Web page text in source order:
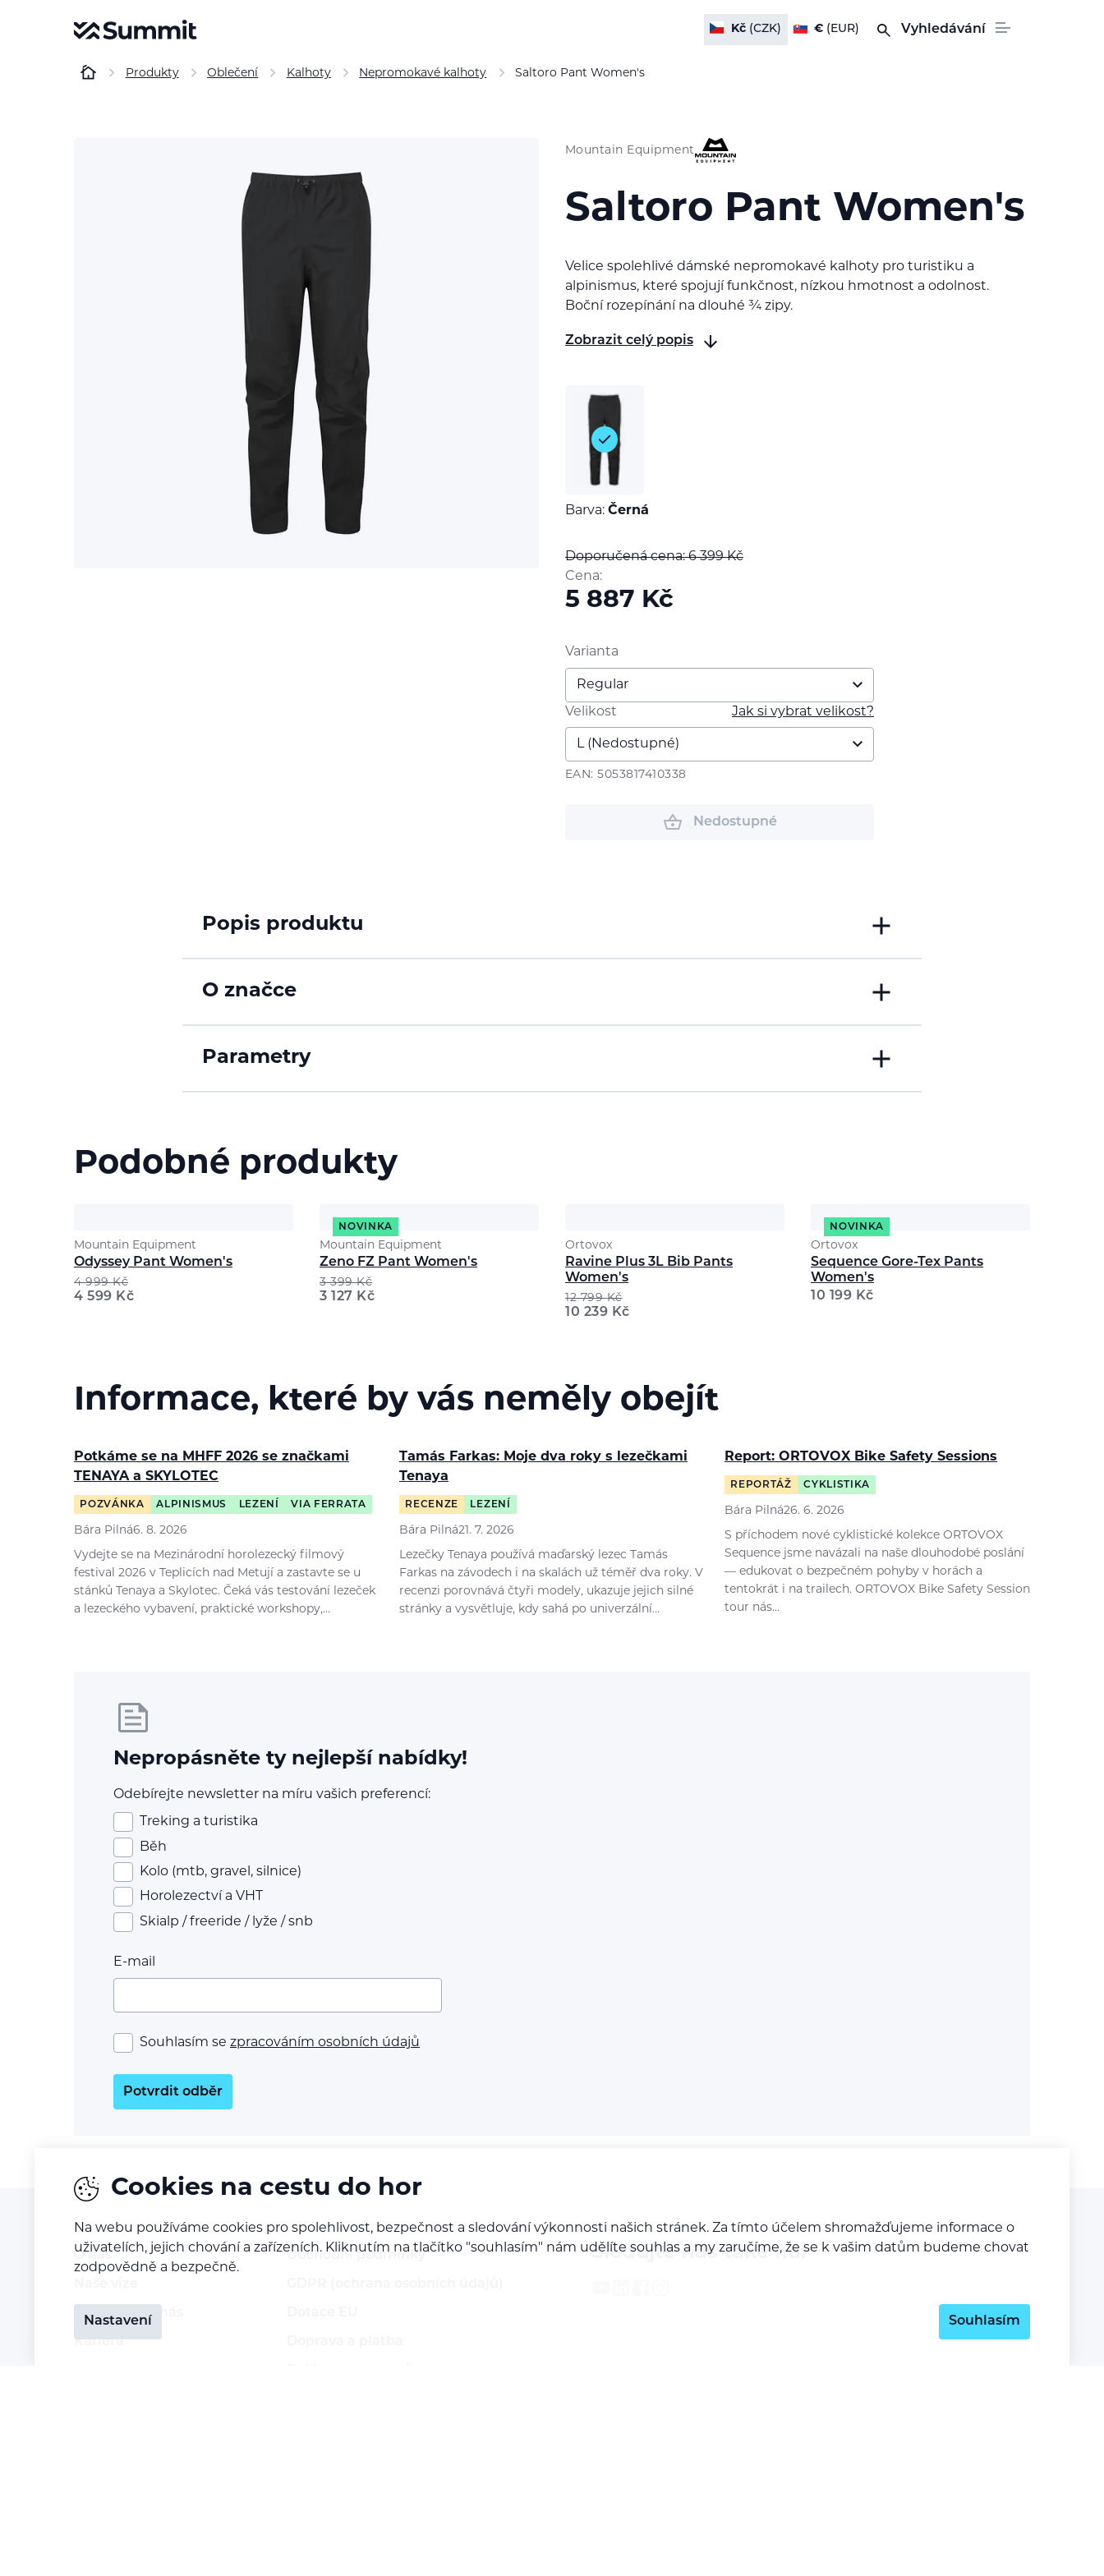
Kč(CZK) € (EUR) Vyhledávání
Produkty Oblečení Kalhoty Nepromokavé kalhoty Saltoro Pant Women's
Mountain Equipment
Saltoro Pant Women's
Velice spolehlivé dámské nepromokavé kalhoty pro turistiku a
alpinismus, které spojují funkčnost, nízkou hmotnost a odolnost.
Boční rozepínání na dlouhé ¾ zipy.
Zobrazit celý popis
Barva: Černá
Doporučená cena: 6 399Kč
Cena:
5 887 Kč
Varianta
Jak si vybrat velikost?
Velikost
EAN: 5053817410338
Nedostupné
Popis produktu
O značce
Parametry
Podobné produkty
Mountain Equipment
Odyssey Pant Women's
4 999Kč
4 599 Kč
NOVINKA
Mountain Equipment
Zeno FZ Pant Women's
3 399Kč
3 127 Kč
Ortovox
Ravine Plus 3L Bib Pants
Women's
12 799Kč
10 239 Kč
NOVINKA
Ortovox
Sequence Gore-Tex Pants
Women's
10 199 Kč
Informace, které by vás neměly obejít
Potkáme se na MHFF 2026 se značkami
TENAYA a SKYLOTEC
POZVÁNKA ALPINISMUS LEZENÍ VIA FERRATA
Bára Pilná6. 8. 2026
Vydejte se na Mezinárodní horolezecký filmový
festival 2026 v Teplicích nad Metují a zastavte se u
stánků Tenaya a Skylotec. Čeká vás testování lezeček
a lezeckého vybavení, praktické workshopy,…
Tamás Farkas: Moje dva roky s lezečkami
Tenaya
RECENZE LEZENÍ
Bára Pilná21. 7. 2026
Lezečky Tenaya používá maďarský lezec Tamás
Farkas na závodech i na skalách už téměř dva roky. V
recenzi porovnává čtyři modely, ukazuje jejich silné
stránky a vysvětluje, kdy sahá po univerzální…
Report: ORTOVOX Bike Safety Sessions
REPORTÁŽ CYKLISTIKA
Bára Pilná26. 6. 2026
S příchodem nové cyklistické kolekce ORTOVOX
Sequence jsme navázali na naše dlouhodobé poslání
— edukovat o bezpečném pohyby v horách a
tentokrát i na trailech. ORTOVOX Bike Safety Session
tour nás…
Nepropásněte ty nejlepší nabídky!
Odebírejte newsletter na míru vašich preferencí:
Treking a turistika
Běh
Kolo (mtb, gravel, silnice)
Horolezectví a VHT
Skialp / freeride / lyže / snb
E-mail
Souhlasím se zpracováním osobních údajů
Potvrdit odběr
O nás
Kontaktujte nás
Kariéra
Obchodní podmínky Sledujte nás také na:
Cookies na cestu do hor
Na webu používáme cookies pro spolehlivost, bezpečnost a sledování výkonnosti našich stránek. Za tímto účelem shromažďujeme informace o
uživatelích, jejich chování a zařízeních. Kliknutím na tlačítko "souhlasím" nám udělíte souhlas a my zaručíme, že se k vašim datům budeme chovat
zodpovědně a bezpečně.
Nastavení Souhlasím